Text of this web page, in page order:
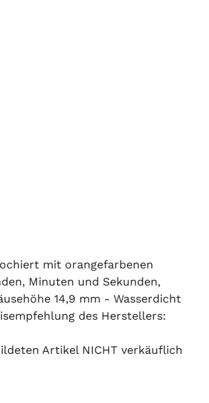
mit orangefarbenen
Minuten und Sekunden,
14,9 mm - Wasserdicht
des Herstellers:
Artikel NICHT verkäuflich